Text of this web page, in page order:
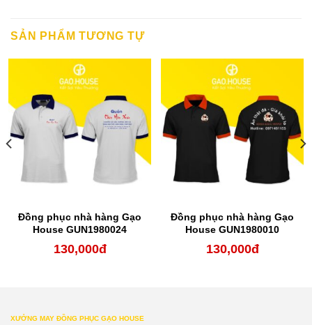
SẢN PHẨM TƯƠNG TỰ
Đồng phục nhà hàng Gạo
House GUN1980024
130,000đ
Đồng phục nhà hàng Gạo
House GUN1980010
130,000đ
XƯỞNG MAY ĐỒNG PHỤC GẠO HOUSE